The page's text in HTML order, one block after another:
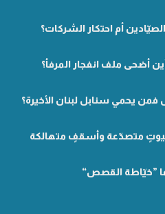
أم احتكار الشركات؟
أضحى ملف انفجار المرفأ؟
فمن يحمي سنابل لبنان الأخيرة؟
لبيوتٍ متصدّعة وأسقفٍ متهالكة
”خيّاطة القصص“